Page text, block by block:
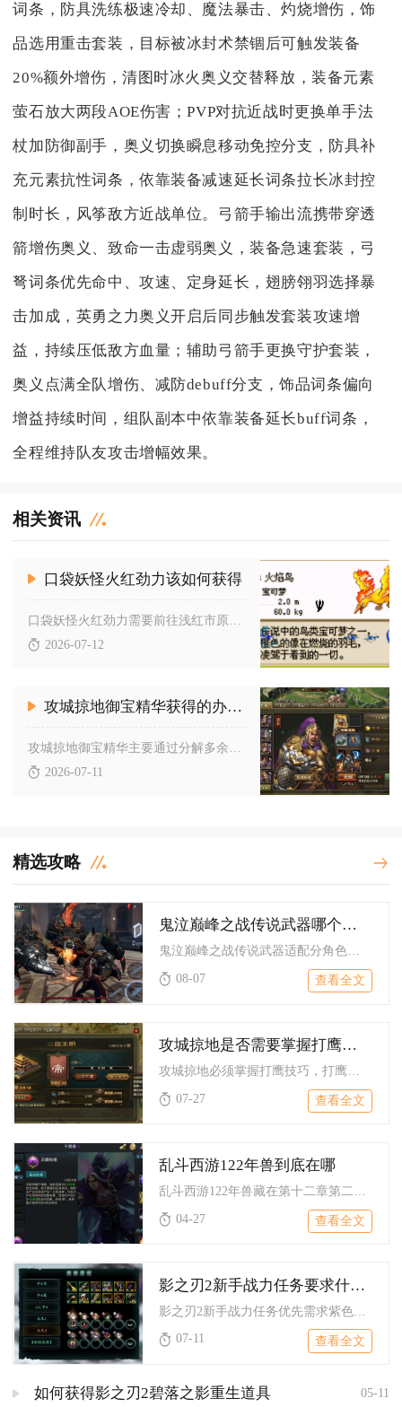
词条，防具洗练极速冷却、魔法暴击、灼烧增伤，饰
品选用重击套装，目标被冰封术禁锢后可触发装备
20%额外增伤，清图时冰火奥义交替释放，装备元素
萤石放大两段AOE伤害；PVP对抗近战时更换单手法
杖加防御副手，奥义切换瞬息移动免控分支，防具补
充元素抗性词条，依靠装备减速延长词条拉长冰封控
制时长，风筝敌方近战单位。弓箭手输出流携带穿透
箭增伤奥义、致命一击虚弱奥义，装备急速套装，弓
弩词条优先命中、攻速、定身延长，翅膀翎羽选择暴
击加成，英勇之力奥义开启后同步触发套装攻速增
益，持续压低敌方血量；辅助弓箭手更换守护套装，
奥义点满全队增伤、减防debuff分支，饰品词条偏向
增益持续时间，组队副本中依靠装备延长buff词条，
全程维持队友攻击增幅效果。
相关资讯
口袋妖怪火红劲力该如何获得
2026-07-12
攻城掠地御宝精华获得的办法有哪些
2026-07-11
精选攻略
鬼泣巅峰之战传说武器哪个更适合
鬼泣巅峰之战传说武器适配分角色固定梯度，但丁刷图首选静夜之月...
08-07
查看全文
攻城掠地是否需要掌握打鹰的技巧
攻城掠地必须掌握打鹰技巧，打鹰是副本通关、国战突破、资源获取...
07-27
查看全文
乱斗西游122年兽到底在哪
04-27
查看全文
影之刃2新手战力任务要求什么样的装备
影之刃2新手战力任务优先需求紫色专属武器+紫色散装防具（攻击...
07-11
查看全文
如何获得影之刃2碧落之影重生道具 05-11